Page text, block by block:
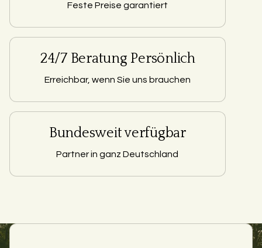
Feste Preise garantiert
24/7 Beratung Persönlich
Erreichbar, wenn Sie uns brauchen
Bundesweit verfügbar
Partner in ganz Deutschland